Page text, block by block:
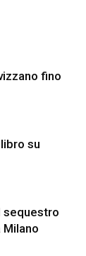
fino
su
sequestro
Milano